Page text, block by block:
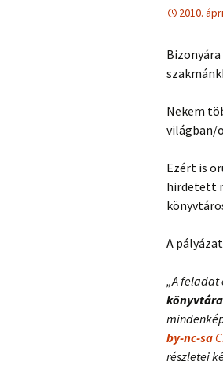
2010.
Nekem
világban/
Ezért is
hirdetett
A
„A feladat
by-nc-sa
részletei